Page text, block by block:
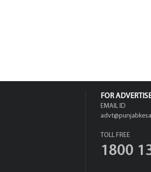
FOR
EMAIL ID
TOLL FREE
1800